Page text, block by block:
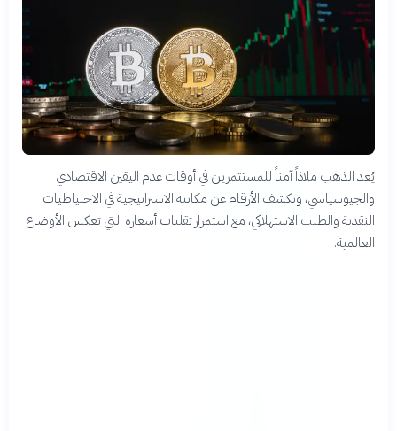
يُعد الذهب ملاذاً آمناً للمستثمرين في أوقات عدم اليقين الاقتصادي
والجيوسياسي، وتكشف الأرقام عن مكانته الاستراتيجية في الاحتياطيات
النقدية والطلب الاستهلاكي، مع استمرار تقلبات أسعاره التي تعكس الأوضاع
العالمية.